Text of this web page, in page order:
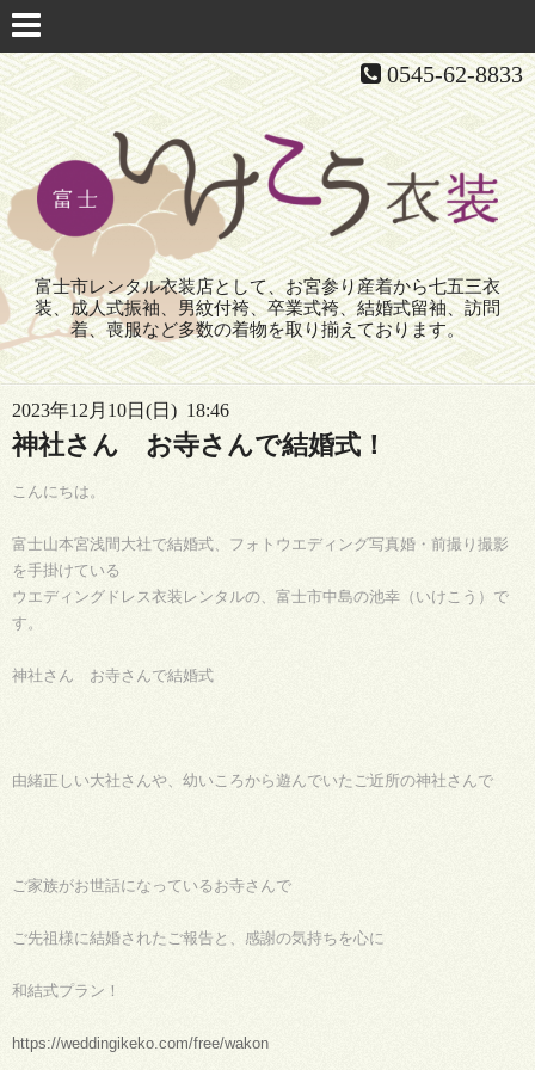
0545-62-8833
富士市レンタル衣装店として、お宮参り産着から七五三衣
装、成人式振袖、男紋付袴、卒業式袴、結婚式留袖、訪問
着、喪服など多数の着物を取り揃えております。
2023年12月10日(日) 18:46
神社さん お寺さんで結婚式！
こんにちは。
富士山本宮浅間大社で結婚式、フォトウエディング写真婚・前撮り撮影
を手掛けている
ウエディングドレス衣装レンタルの、富士市中島の池幸（いけこう）で
す。
神社さん お寺さんで結婚式
由緒正しい大社さんや、幼いころから遊んでいたご近所の神社さんで
ご家族がお世話になっているお寺さんで
ご先祖様に結婚されたご報告と、感謝の気持ちを心に
和結式プラン！
https://weddingikeko.com/free/wakon